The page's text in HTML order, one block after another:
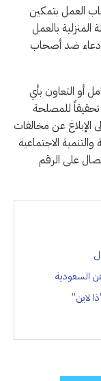
العمل بتمكين
بالعمل
ضد أصحاب
أو التعاون بأي
للمصلحة
الإبلاغ عن مخالفات
الاجتماعية
على الرقم
لاين”